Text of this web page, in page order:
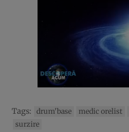
Tags: drum'base medic orelist
surzire